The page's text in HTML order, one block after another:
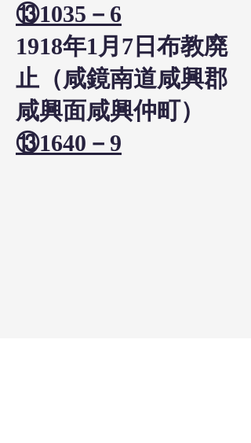
⑬1035－6
1918年1月7日布教廃
止（咸鏡南道咸興郡
咸興面咸興仲町）
⑬1640－9